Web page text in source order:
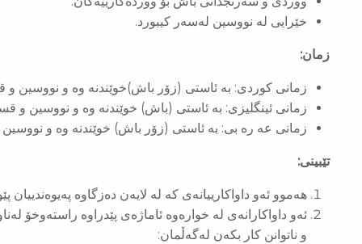
خێرایی لە نووسین لەسەر کیبورد.
زمان:
زمانی كوردی: به ئاستی (زۆر باش)خوێندنه وه و نووسین
زمانی ئینگلیزی: به ئاستی (باش) خوێندنه وه و نووسین و
زمانی عه ره بی: به ئاستی (زۆر باش) خوێندنه وه و
تێبینی:
هەموو ئەو داواکارییانەی کە لە لایەن دەزگاوە پەیوەندییان
ئەو داواکارانەی لە خوارەوە ئاماژەی پێدراوە
و ناتوانن کار بکەن لەگەڵمان: